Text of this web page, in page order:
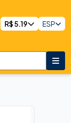
R$5.19 ESP